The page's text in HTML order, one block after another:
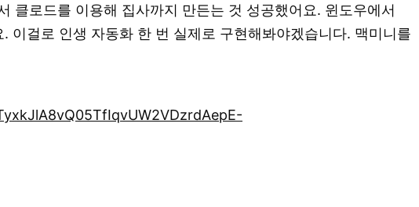
클로드를 이용해 집사까지 만든는 것 성공했어요. 윈도우에서
걸로 인생 자동화 한 번 실제로 구현해봐야겠습니다. 맥미니를